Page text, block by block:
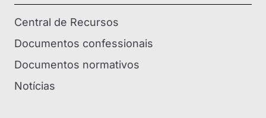
Central de Recursos
Documentos confessionais
Documentos normativos
Notícias